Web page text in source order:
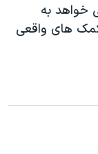
خواهد به
های واقعی